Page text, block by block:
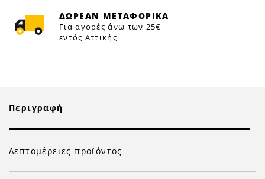
ΔΩΡΕΑΝ ΜΕΤΑΦΟΡΙΚΑ
Για αγορές άνω των 25€
εντός Αττικής
Περιγραφή
Λεπτομέρειες προϊόντος